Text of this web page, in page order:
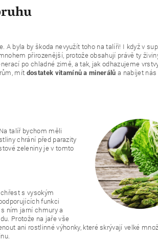
byla by škoda nevyužít toho na talíři! I když v
přirozenější, protože obsahují právě ty
po chladné zimě, a tak, jak odhazujeme
mít dostatek vitamínů a minerálů a nabíjet
talíř bychom měli
chrání před parazity
zeleniny je v tomto
s vysokým
funkci
ním jarní chmury a
Protože na jaře vše
ani rostlinné výhonky, které skrývají velké